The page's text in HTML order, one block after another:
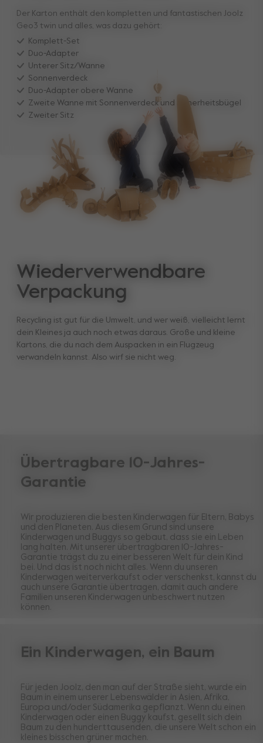
Der Karton enthält den kompletten und fantastischen Joolz
Geo3 twin und alles, was dazu gehört:
Komplett-Set
Duo-Adapter
Unterer Sitz/Wanne
Sonnenverdeck
Duo-Adapter obere Wanne
Zweite Wanne mit Sonnenverdeck und Sicherheitsbügel
Zweiter Sitz
Wiederverwendbare
Verpackung
Recycling ist gut für die Umwelt, und wer weiß, vielleicht lernt
dein Kleines ja auch noch etwas daraus. Große und kleine
Kartons, die du nach dem Auspacken in ein Flugzeug
verwandeln kannst. Also wirf sie nicht weg.
Übertragbare 10-Jahres-
Garantie
Wir produzieren die besten Kinderwagen für Eltern, Babys
und den Planeten. Aus diesem Grund sind unsere
Kinderwagen und Buggys so gebaut, dass sie ein Leben
lang halten. Mit unserer übertragbaren 10-Jahres-
Garantie trägst du zu einer besseren Welt für dein Kind
bei. Und das ist noch nicht alles. Wenn du unseren
Kinderwagen weiterverkaufst oder verschenkst, kannst du
auch unsere Garantie übertragen, damit auch andere
Familien unseren Kinderwagen unbeschwert nutzen
können.
Ein Kinderwagen, ein Baum
Für jeden Joolz, den man auf der Straße sieht, wurde ein
Baum in einem unserer Lebenswälder in Asien, Afrika,
Europa und/oder Südamerika gepflanzt. Wenn du einen
Kinderwagen oder einen Buggy kaufst, gesellt sich dein
Baum zu den hunderttausenden, die unsere Welt schon ein
kleines bisschen grüner machen.